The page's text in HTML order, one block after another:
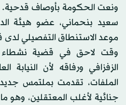
ونعت الحكومة بأوصاف
سعيد بنحماني، عضو هيئة
موعد الاستنطاق التفصيلي
وقت لاحق في قضية نشطاء
الزفزافي ورفاقه لأن النيابة
الملفات، تقدمت بملتمس
جنائية لأغلب المعتقلين،